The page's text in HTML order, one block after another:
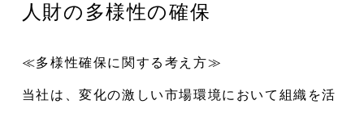
人財の多様性の確保
≪多様性確保に関する考え方≫
当社は、変化の激しい市場環境において組織を活